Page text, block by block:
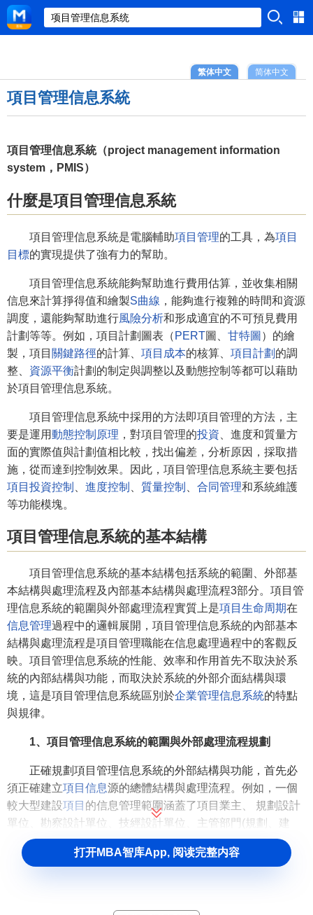
简体中文
繁体中文
項目管理信息系統
項目管理信息系統（project management information
system，PMIS）
什麼是項目管理信息系統
項目管理信息系統是電腦輔助項目管理的工具，為項目
目標的實現提供了強有力的幫助。
項目管理信息系統能夠幫助進行費用估算，並收集相關
信息來計算掙得值和繪製S曲線 ，能夠進行複雜的時間和資源
調度，還能夠幫助進行風險分析和形成適宜的不可預見費用
計劃等等。例如，項目計劃圖表（ PERT圖、 甘特圖 ）的繪
製，項目 關鍵路徑的計算、 項目成本的核算、 項目計劃 的調
整、 資源平衡計劃的制定與調整以及動態控制等都可以藉助
於項目管理信息系統。
項目管理信息系統中採用的方法即項目管理的方法，主
要是運用動態控制原理 ，對項目管理的投資 、進度和質量方
面的實際值與計劃值相比較，找出偏差，分析原因，採取措
施，從而達到控制效果。因此，項目管理信息系統主要包括
項目投資控制
進度控制 質量控制 合同管理和系統維護
等功能模塊。
項目管理信息系統的基本結構
項目管理信息系統的基本結構包括系統的範圍、外部基
本結構與處理流程及內部基本結構與處理流程3部分。項目管
理信息系統的範圍與外部處理流程實質上是項目生命周期在
信息管理過程中的邏輯展開，項目管理信息系統的內部基本
結構與處理流程是項目管理職能在信息處理過程中的客觀反
映。項目管理信息系統的性能、效率和作用首先不取決於系
統的內部結構與功能，而取決於系統的外部介面結構與環
境，這是項目管理信息系統區別於企業管理信息系統的特點
與規律。
1、項目管理信息系統的範圍與外部處理流程規劃
正確規劃項目管理信息系統的外部結構與功能，首先必
須正確建立項目信息源的總體結構與處理流程。例如，一個
較大型建設項目 的信息管理範圍涵蓋了項目業主、 規劃設計
單位、勘察設計單位、技經設計單位、主管部門(規劃、建
設、土地、計劃、環保、質監、金融、工商等)、施工單位、
設備製造與供應商、材料供應商、 調試單位、監理單位
等眾
在項目生 命周期中所處的階段與工作不同，相應的項目管理
打开MBA智库App, 阅读完整内容